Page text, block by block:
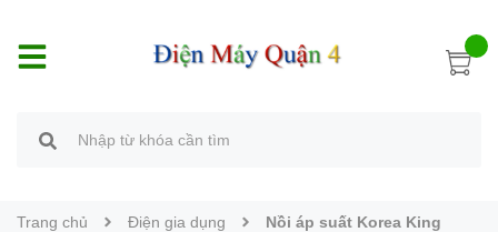
Trang chủ Điện gia dụng
Nồi áp suất Korea King